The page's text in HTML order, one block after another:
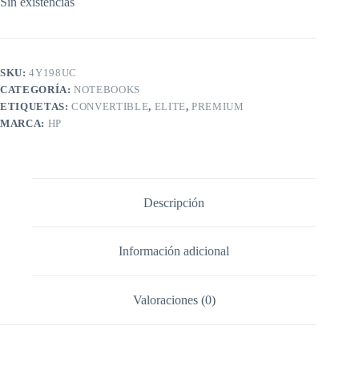
SKU:4Y198UC
CATEGORÍA:NOTEBOOKS
ETIQUETAS:CONVERTIBLE, ELITE,PREMIUM
MARCA: HP
Descripción
Información adicional
Valoraciones (0)